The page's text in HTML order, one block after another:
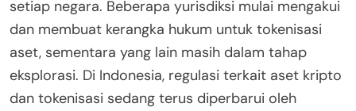
setiap negara. Beberapa yurisdiksi mulai mengakui
dan membuat kerangka hukum untuk tokenisasi
aset, sementara yang lain masih dalam tahap
eksplorasi. Di Indonesia, regulasi terkait aset kripto
dan tokenisasi sedang terus diperbarui oleh